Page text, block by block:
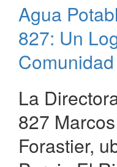
de
cordón
cuneta
Agua
827: Un
La
827
Forastier,